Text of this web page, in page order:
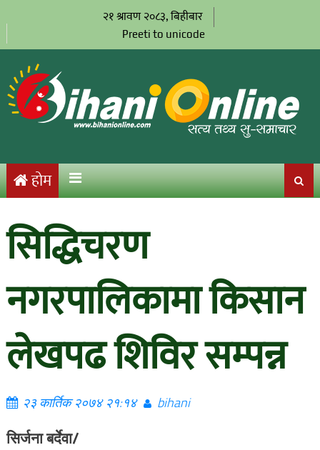
२१ श्रावण २०८३, बिहीबार
Preeti to unicode
होम
सिद्धिचरण
नगरपालिकामा किसान
लेखपढ शिविर सम्पन्न
२३ कार्तिक २०७४ २१:१४ bihani
सिर्जना बर्देवा/